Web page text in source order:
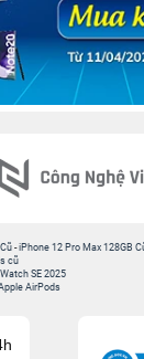
-iPhone 12 Pro Max 128GB
cũ
Watch SE 2025
AirPods